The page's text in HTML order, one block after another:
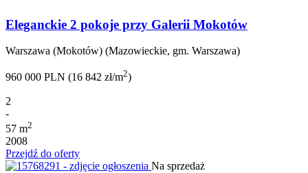
Eleganckie 2 pokoje przy Galerii Mokotów
Warszawa (Mokotów) (Mazowieckie, gm. Warszawa)
960 000 PLN (16 842 zł/m2)
2
-
57 m2
2008
Przejdź do oferty
Na sprzedaż